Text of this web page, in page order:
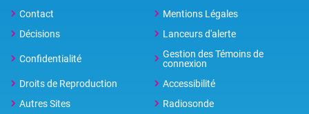
Contact
Mentions Légales
Décisions
Lanceurs d'alerte
Confidentialité
Gestion des Témoins de
connexion
Droits de Reproduction
Accessibilité
Autres Sites
Radiosonde